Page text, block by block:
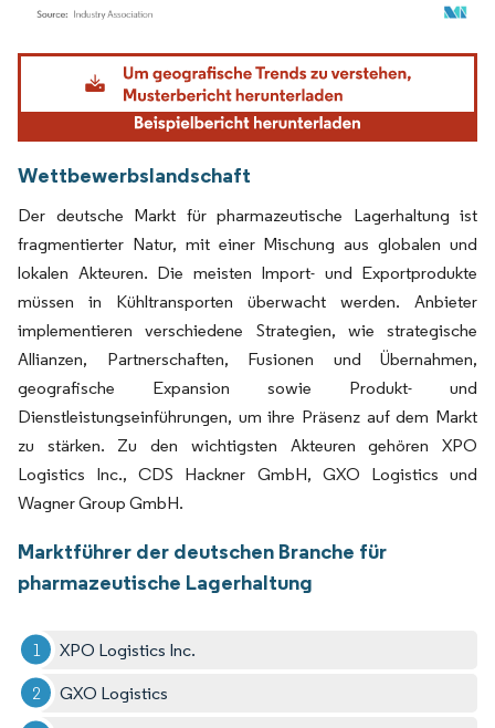
Bild © Mordor Intelligence. Wiederverwendung erfordert Namensnennung gemäß
Wettbewerbslandschaft
Der deutsche Markt für pharmazeutische Lagerhaltung ist
fragmentierter Natur, mit einer Mischung aus globalen und
lokalen Akteuren. Die meisten Import- und Exportprodukte
müssen in Kühltransporten überwacht werden. Anbieter
implementieren verschiedene Strategien, wie strategische
Allianzen, Partnerschaften, Fusionen und Übernahmen,
geografische Expansion sowie Produkt- und
Dienstleistungseinführungen, um ihre Präsenz auf dem Markt
zu stärken. Zu den wichtigsten Akteuren gehören XPO
Logistics Inc., CDS Hackner GmbH, GXO Logistics und
Wagner Group GmbH.
Marktführer der deutschen Branche für
pharmazeutische Lagerhaltung
XPO Logistics Inc.
GXO Logistics